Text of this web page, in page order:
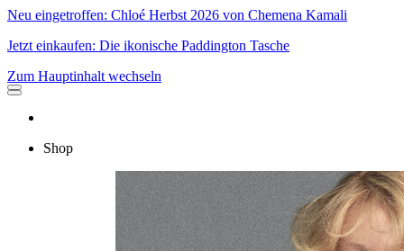
Neu eingetroffen: Chloé Herbst 2026 von Chemena Kamali
Jetzt einkaufen: Die ikonische Paddington Tasche
Zum Hauptinhalt wechseln
Shop